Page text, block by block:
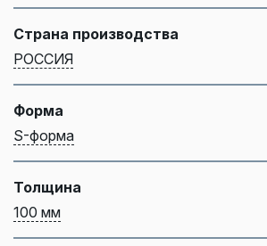
Страна производства
РОССИЯ
Форма
S-форма
Толщина
100 мм